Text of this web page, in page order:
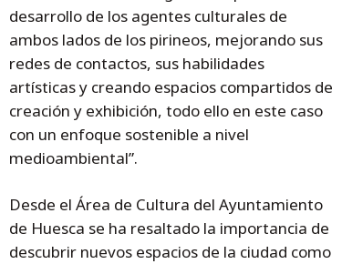
desarrollo de los agentes culturales de
ambos lados de los pirineos, mejorando sus
redes de contactos, sus habilidades
artísticas y creando espacios compartidos de
creación y exhibición, todo ello en este caso
con un enfoque sostenible a nivel
medioambiental”.
Desde el Área de Cultura del Ayuntamiento
de Huesca se ha resaltado la importancia de
descubrir nuevos espacios de la ciudad como